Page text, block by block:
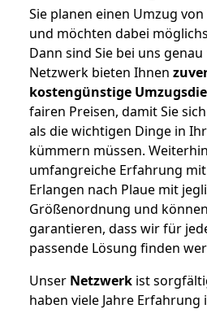
Sie planen einen Umzug
und möchten dabei
Dann sind Sie bei uns
Netzwerk bieten Ihnen
kostengünstige
fairen Preisen, damit Sie
als die wichtigen Dinge in
kümmern müssen.
umfangreiche Erfahrung
Erlangen nach Plaue mit
Größenordnung und
garantieren, dass wir für
passende Lösung finden
Unser Netzwerk ist
haben viele Jahre